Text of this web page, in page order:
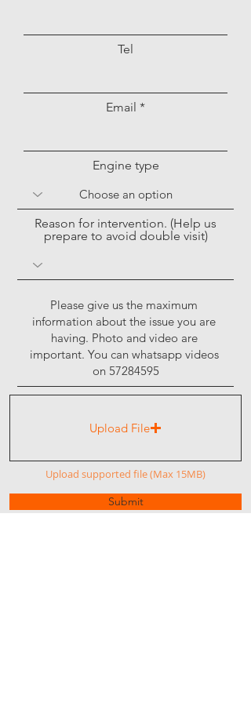
Tel
Email
Engine type
Reason for intervention. (Help us
prepare to avoid double visit)
Upload File
Upload supported file (Max 15MB)
Submit